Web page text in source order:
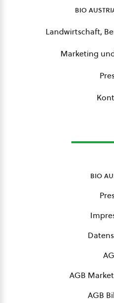
bio
Landwirtschaft,
Marketing
bio
AGB
AGB